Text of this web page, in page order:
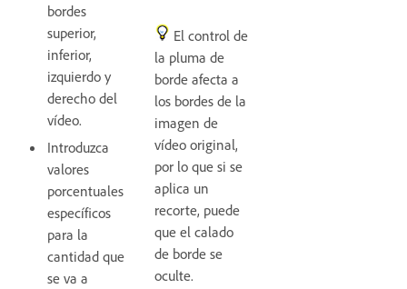
bordes
superior,
inferior,
izquierdo y
derecho del
vídeo.
Introduzca
valores
porcentuales
específicos
para la
cantidad que
se va a
El control de
la pluma de
borde afecta a
los bordes de la
imagen de
vídeo original,
por lo que si se
aplica un
recorte, puede
que el calado
de borde se
oculte.